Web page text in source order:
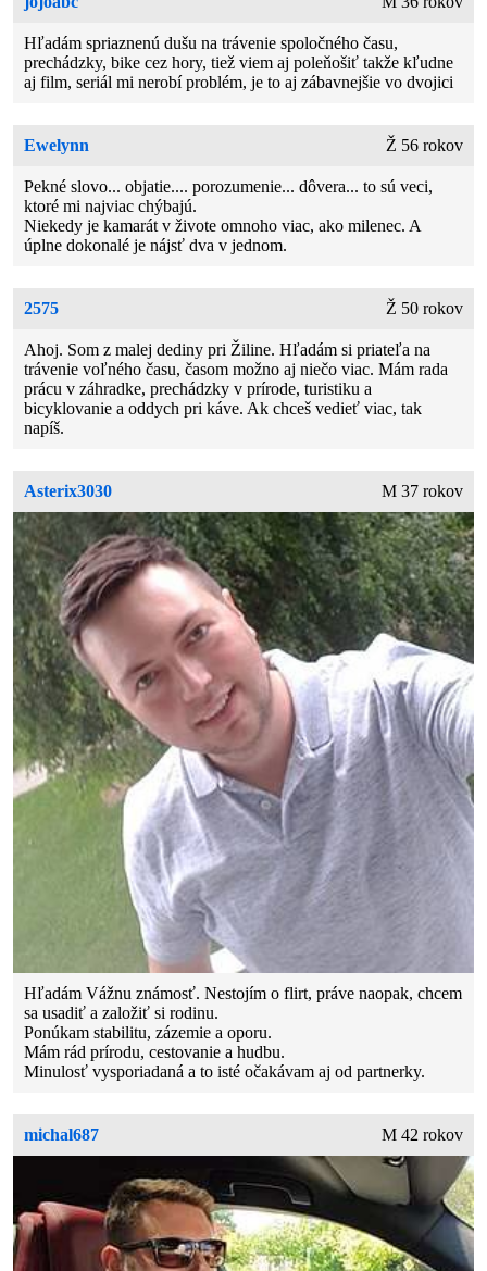
Hľadám spriaznenú dušu na trávenie spoločného času,
prechádzky, bike cez hory, tiež viem aj poleňošiť takže kľudne
aj film, seriál mi nerobí problém, je to aj zábavnejšie vo dvojici
Ewelynn Ž 56 rokov
Pekné slovo... objatie.... porozumenie... dôvera... to sú veci,
ktoré mi najviac chýbajú.
Niekedy je kamarát v živote omnoho viac, ako milenec. A
úplne dokonalé je nájsť dva v jednom.
2575 Ž 50 rokov
Ahoj. Som z malej dediny pri Žiline. Hľadám si priateľa na
trávenie voľného času, časom možno aj niečo viac. Mám rada
prácu v záhradke, prechádzky v prírode, turistiku a
bicyklovanie a oddych pri káve. Ak chceš vedieť viac, tak
napíš.
Asterix3030 M 37 rokov
Hľadám Vážnu známosť. Nestojím o flirt, práve naopak, chcem
sa usadiť a založiť si rodinu.
Ponúkam stabilitu, zázemie a oporu.
Mám rád prírodu, cestovanie a hudbu.
Minulosť vysporiadaná a to isté očakávam aj od partnerky.
michal687 M 42 rokov